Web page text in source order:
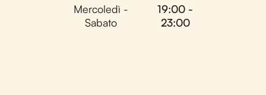
Mercoledì -
Sabato
19:00 -
23:00